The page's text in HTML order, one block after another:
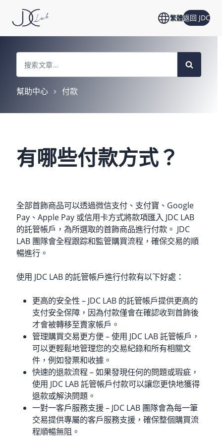
返回 JDC
繁體
For
幫助中心
付款
有哪些付款方式？
全部首飾商品可以透過微信支付、支付寶、Google
Pay、Apple Pay 或信用卡方式將款項匯入 JDC LAB
的託管帳戶，為所選取的首飾商品進行付款。 JDC
LAB 團隊會全程跟踪和監管購買流程，確保交易的順
暢進行。
使用 JDC LAB 的託管帳戶進行付款有以下好處：
更高的安全性 – JDC LAB 的託管帳戶提供更高的
支付安全保障，因為付款僅會在確認收到首飾後
才會被轉移至賣家帳戶。
管理購買交易更方便 – 使用 JDC LAB 託管帳戶，
可以更輕鬆地管理您的交易紀錄和所有相關文
件，例如發票和收據。
快速的退款流程 – 如果發現任何的問題或瑕疵，
使用 JDC LAB 託管帳戶付款可以讓您更快地獲得
退款或解決問題。
一對一客戶服務支援 – JDC LAB 團隊會為每一筆
交易提供專屬的客戶服務支援，確保整個購買流
程順暢無阻。